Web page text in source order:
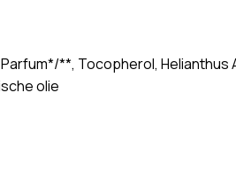
**, Tocopherol, Helianthus
olie